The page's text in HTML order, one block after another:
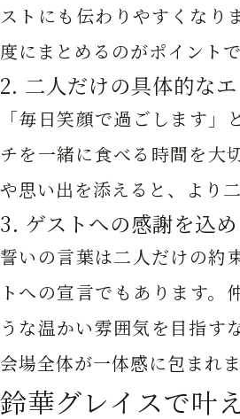
ストにも伝わりやすくなり
度にまとめるのがポイントで
2. 二人だけの具体的な
「毎日笑顔で過ごします
チを一緒に食べる時間を大
や思い出を添えると、より
3. ゲストへの感謝を込め
誓いの言葉は二人だけの約
トへの宣言でもあります。
うな温かい雰囲気を目指す
会場全体が一体感に包まれま
鈴華グレイスで叶